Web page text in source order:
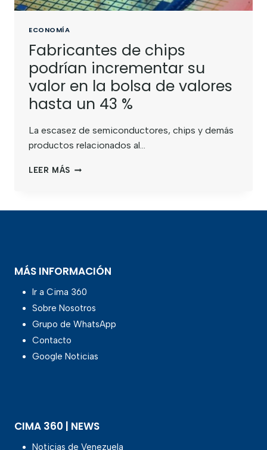
ECONOMÍA
Fabricantes de chips
podrían incrementar su
valor en la bolsa de valores
hasta un 43 %
La escasez de semiconductores, chips y demás
productos relacionados al…
LEER MÁS
MÁS INFORMACIÓN
Ir a Cima 360
Sobre Nosotros
Grupo de WhatsApp
Contacto
Google Noticias
CIMA 360 | NEWS
Noticias de Venezuela